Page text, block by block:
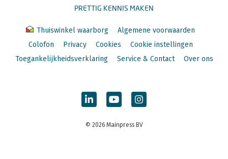
PRETTIG KENNIS MAKEN
Thuiswinkel waarborg
Algemene voorwaarden
Colofon
Privacy Cookies
Cookie instellingen
Toegankelijkheidsverklaring
Service & Contact Over ons
© 2026 Mainpress BV